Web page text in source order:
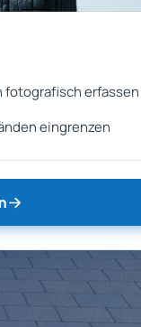
fotografisch erfassen
eingrenzen